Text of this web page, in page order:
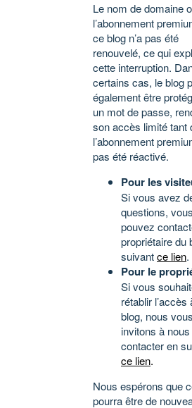
Le nom de domaine
l’abonnement
ce blog n’a pas été
renouvelé, ce qui
cette interruption.
certains cas, le blog
également être
un mot de passe,
son accès limité tant
l’abonnement
pas été réactivé.
Pour les
Si vous avez
questions, vous
pouvez
propriétaire du
suivantce lien.
Pour le
Si vous
rétablir l’accès
blog, nous vous
invitons à nous
contacter en
ce lien.
Nous espérons que
pourra être de